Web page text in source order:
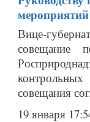
Вице-
совещание
совещания
19 января